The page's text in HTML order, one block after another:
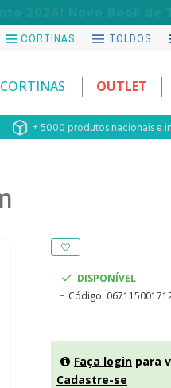
CORTINAS TOLDOS
OUTLET
+ 5000 produtos nacionais e
DISPONÍVEL
Código:
Faça login para
Cadastre-se